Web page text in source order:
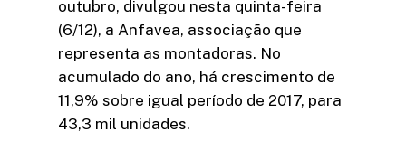
outubro, divulgou nesta quinta-feira
(6/12), a Anfavea, associação que
representa as montadoras. No
acumulado do ano, há crescimento de
11,9% sobre igual período de 2017, para
43,3 mil unidades.